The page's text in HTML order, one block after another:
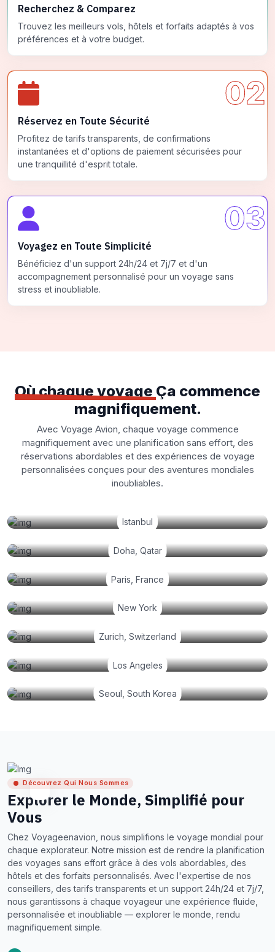
Recherchez & Comparez
Trouvez les meilleurs vols, hôtels et forfaits adaptés à vos
préférences et à votre budget.
02
Réservez en Toute Sécurité
Profitez de tarifs transparents, de confirmations
instantanées et d'options de paiement sécurisées pour
une tranquillité d'esprit totale.
03
Voyagez en Toute Simplicité
Bénéficiez d'un support 24h/24 et 7j/7 et d'un
accompagnement personnalisé pour un voyage sans
stress et inoubliable.
Où chaque voyage Ça commence
magnifiquement.
Avec Voyage Avion, chaque voyage commence
magnifiquement avec une planification sans effort, des
réservations abordables et des expériences de voyage
personnalisées conçues pour des aventures mondiales
inoubliables.
Istanbul
Doha, Qatar
Paris, France
New York
Zurich, Switzerland
Los Angeles
Seoul, South Korea
Découvrez Qui Nous Sommes
Explorer le Monde, Simplifié pour
Vous
Chez Voyageenavion, nous simplifions le voyage mondial pour
chaque explorateur. Notre mission est de rendre la planification
des voyages sans effort grâce à des vols abordables, des
hôtels et des forfaits personnalisés. Avec l'expertise de nos
conseillers, des tarifs transparents et un support 24h/24 et 7j/7,
nous garantissons à chaque voyageur une expérience fluide,
personnalisée et inoubliable — explorer le monde, rendu
magnifiquement simple.